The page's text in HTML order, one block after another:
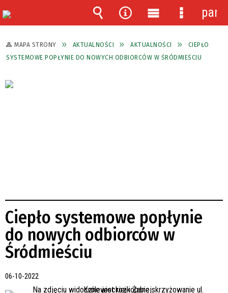
MAPA STRONY AKTUALNOŚCI AKTUALNOŚCI
CIEPŁO
SYSTEMOWE POPŁYNIE DO NOWYCH ODBIORCÓW W ŚRÓDMIEŚCIU
Ciepło systemowe popłynie
do nowych odbiorców w
Śródmieściu
06-10-2022
Wyszukiwarka
Narzędzia
Menu
główne
Menu